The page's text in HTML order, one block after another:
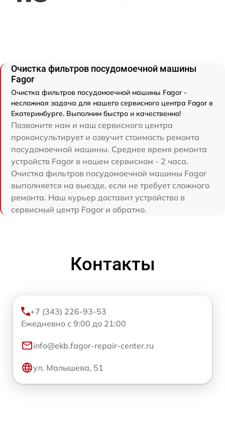
Очистка фильтров посудомоечной машины
Fagor
Очистка фильтров посудомоечной машины Fagor -
несложная задача для нашего сервисного центра Fagor в
Екатеринбурге. Выполним быстро и качественно!
Позвоните нам и наш сервисного центра
проконсультирует и озвучит стоимость ремонта
посудомоечной машины. Среднее время ремонта
устройств Fagor в нашем сервисном - 2 часа.
Очистка фильтров посудомоечной машины Fagor
выполняется на выезде, если не требует сложного
ремонта. Наш курьер доставит устройство в
сервисный центр Fagor и обратно.
Контакты
+7 (343) 226-93-53
Ежедневно с 9:00 до 21:00
info@ekb.fagor-repair-center.ru
ул. Малышева, 51